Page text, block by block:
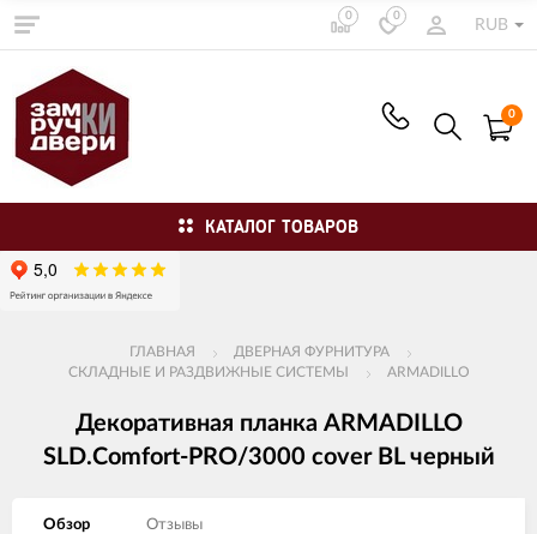
0 0
RUB
0
КАТАЛОГ ТОВАРОВ
ГЛАВНАЯ
ДВЕРНАЯ ФУРНИТУРА
СКЛАДНЫЕ И РАЗДВИЖНЫЕ СИСТЕМЫ
ARMADILLO
Декоративная планка ARMADILLO
SLD.Comfort-PRO/3000 cover BL черный
Обзор Отзывы